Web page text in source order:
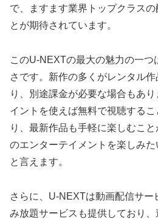
で、ますます業界トップクラス
とが期待されています。
このU-NEXTの最大の魅力の一つ
さです。新作の多くがレンタル
り、別途課金が必要な場合もあ
イントを使えば無料で視聴する
り、最新作品も手軽に楽しむこ
のエンターテイメントを楽しみ
と言えます。
さらに、U-NEXTは動画配信サー
み放題サービスも提供しており